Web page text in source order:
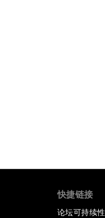
快捷链接
论坛可持续性